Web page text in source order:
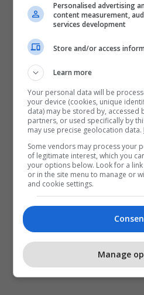
Mitrovicë Dukagjini
Personalised advertising
content measurement,
services development
Store and/or access
Learn more
Your personal data will be
your device (cookies, unique
data) may be stored by, accessed
partners, or used specifically by
may use precise geolocation data.
Some vendors may process your
of legitimate interest, which you
your options below. Look for a
or in the site menu to manage or
and cookie settings.
Manage